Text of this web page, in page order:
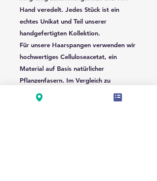
Hand veredelt. Jedes Stück ist ein
echtes Unikat und Teil unserer
handgefertigten Kollektion.
Für unsere Haarspangen verwenden wir
hochwertiges Celluloseacetat, ein
Material auf Basis natürlicher
Pflanzenfasern. Im Vergleich zu
herkömmlichen Kunststoff-Haarspangen
ist Celluloseacetat besonders langlebig,